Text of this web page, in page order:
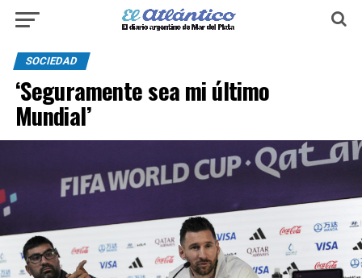
SOCIEDAD
‘Seguramente sea mi último
Mundial’